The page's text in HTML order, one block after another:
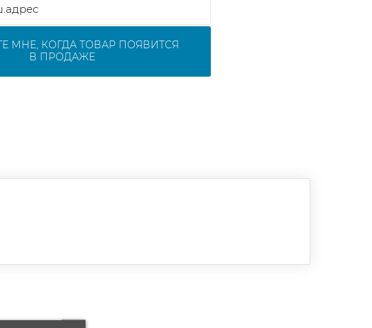
МНЕ, КОГДА ТОВАР ПОЯВИТСЯ
В ПРОДАЖЕ